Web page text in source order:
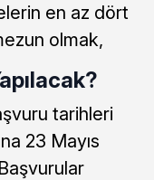
en az dört
olmak,
tarihleri
23 Mayıs